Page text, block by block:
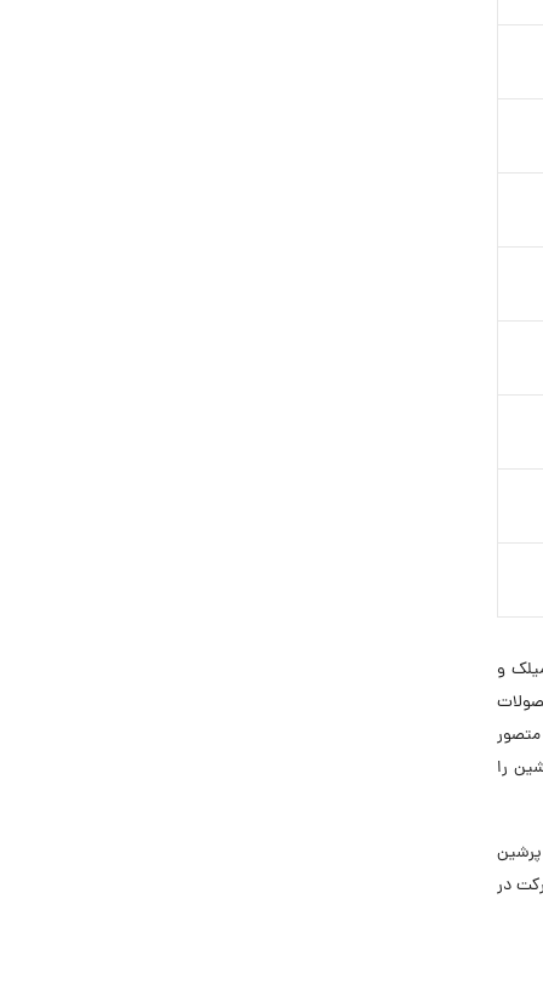
و
متصور
را
در